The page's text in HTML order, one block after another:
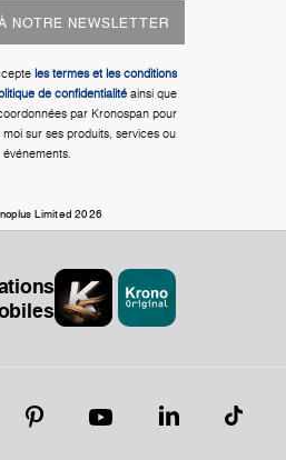
NOTRE NEWSLETTER
les termes et les conditions
de confidentialitéainsi que
par Kronospan pour
sur ses produits, services ou
événements.
Limited 2026